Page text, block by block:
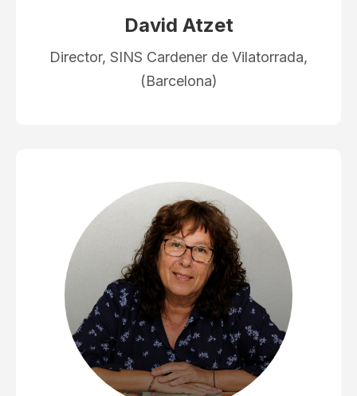
David Atzet
Director, SINS Cardener de Vilatorrada,
(Barcelona)